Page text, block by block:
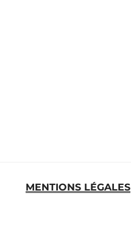
MENTIONS LÉGALES